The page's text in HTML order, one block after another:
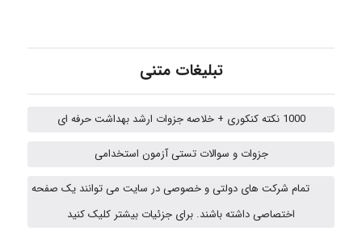
تبلیغات متنی
1000 نکته کنکوری + خلاصه جزوات ارشد بهداشت حرفه ای
جزوات و سوالات تستی آزمون استخدامی
تمام شرکت های دولتی و خصوصی در سایت می توانند یک صفحه
اختصاصی داشته باشند. برای جزئیات بیشتر کلیک کنید